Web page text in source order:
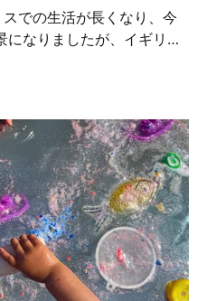
なりましたが、イギリス
スがせっせと登ってきてい
を掘り返されて困ることも
木鉢からリスが埋めて忘れ
を見つけて、思わずほっこ
とつです。最近では、娘も
奮！「りしゅ！（リス）」
て教えてくれます。 最